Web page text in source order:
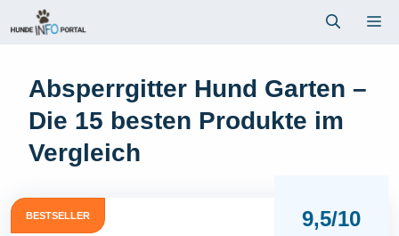
Inhalt
Absperrgitter Hund Garten –
Die 15 besten Produkte im
Vergleich
BESTSELLER 9,5/10